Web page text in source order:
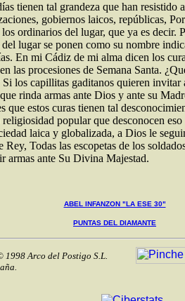
tienen tal grandeza que han resistido
gobiernos laicos, repúblicas,
ordinarios del lugar, que ya es decir.
lugar se ponen como su nombre
En mi Cádiz de mi alma dicen los
las procesiones de Semana Santa.
Si los capillitas gaditanos quieren
rinda armas ante Dios y ante su
que estos curas tienen tal
religiosidad popular que desconocen
laica y globalizada, a Dios le
Rey, Todas las escopetas de los
armas ante Su Divina Majestad.
ABEL INFANZON "LA ESE 30"
PUNTAS DEL DIAMANTE
Arco del Postigo S.L.